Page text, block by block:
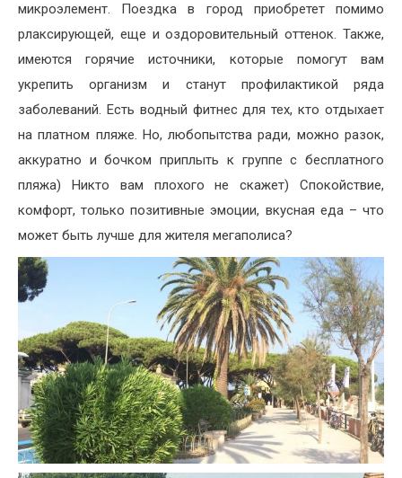
микроэлемент. Поездка в город приобретет помимо
рлаксирующей, еще и оздоровительный оттенок. Также,
имеются горячие источники, которые помогут вам
укрепить организм и станут профилактикой ряда
заболеваний. Есть водный фитнес для тех, кто отдыхает
на платном пляже. Но, любопытства ради, можно разок,
аккуратно и бочком приплыть к группе с бесплатного
пляжа) Никто вам плохого не скажет) Спокойствие,
комфорт, только позитивные эмоции, вкусная еда – что
может быть лучше для жителя мегаполиса?